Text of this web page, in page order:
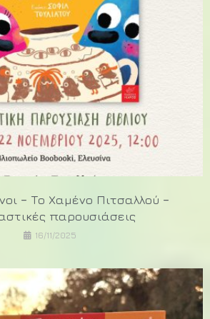
– Το Χαμένο Πιτσαλλού –
παρουσιάσεις
16/11/2025